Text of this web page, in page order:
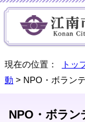
現在の位置： トッ
動 > NPO・ボラン
NPO・ボラン